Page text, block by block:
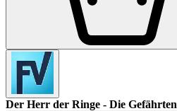
Der Herr der Ringe - Die Gefährten